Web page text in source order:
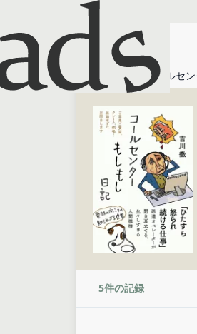
コールセ
5件の記録